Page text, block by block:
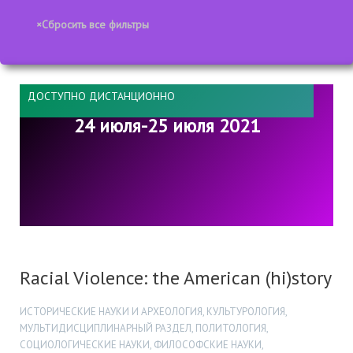
ДОСТУПНО ДИСТАНЦИОННО
24 июля-25 июля 2021
Racial Violence: the American (hi)story
ИСТОРИЧЕСКИЕ НАУКИ И АРХЕОЛОГИЯ, КУЛЬТУРОЛОГИЯ,
МУЛЬТИДИСЦИПЛИНАРНЫЙ РАЗДЕЛ, ПОЛИТОЛОГИЯ,
СОЦИОЛОГИЧЕСКИЕ НАУКИ, ФИЛОСОФСКИЕ НАУКИ,